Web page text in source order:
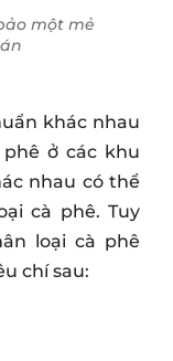
một mẻ
khác nhau
ở các khu
nhau có thể
cà phê. Tuy
loại cà phê
chí sau: